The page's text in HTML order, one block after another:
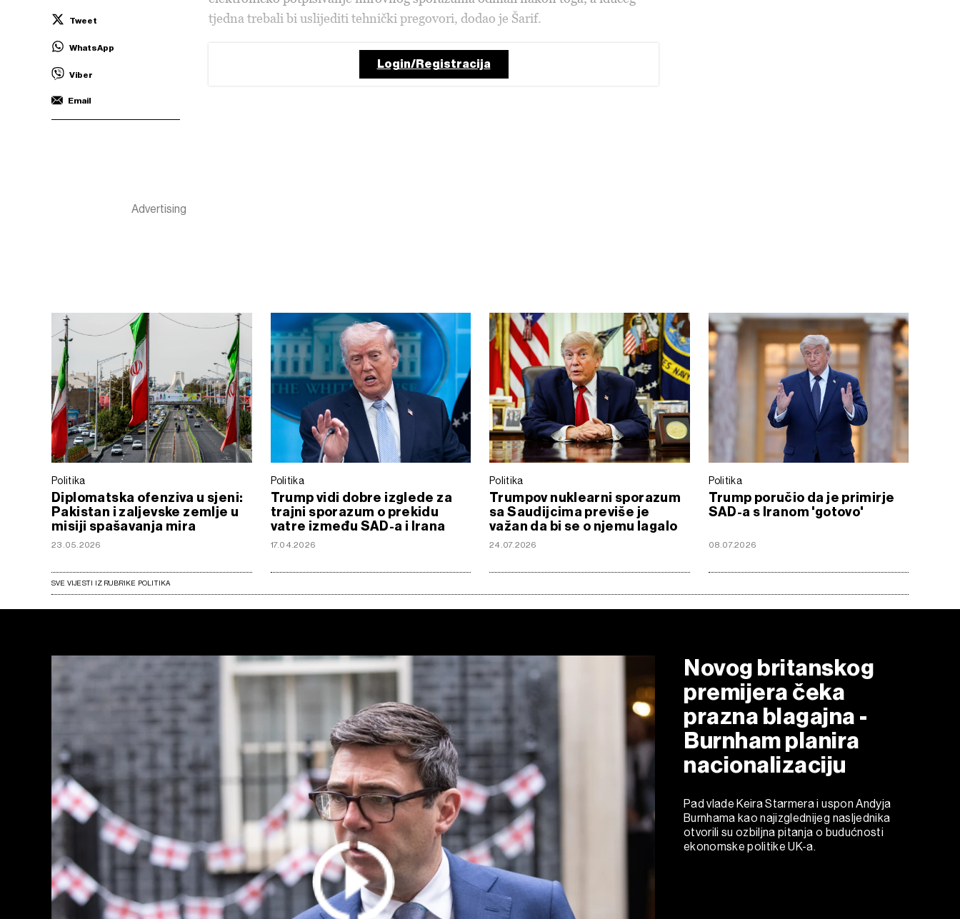
Tweet
WhatsApp
Viber
Email
tjedna trebali bi uslijediti tehnički pregovori, dodao je Šarif.
Login/Registracija
Politika
Diplomatska ofenziva u sjeni:
Pakistan i zaljevske zemlje u
misiji spašavanja mira
23.05.2026
Politika
Trump vidi dobre izglede za
trajni sporazum o prekidu
vatre između SAD-a i Irana
17.04.2026
Politika
Trumpov nuklearni sporazum
sa Saudijcima previše je
važan da bi se o njemu lagalo
24.07.2026
Politika
Trump poručio da je primirje
SAD-a s Iranom 'gotovo'
08.07.2026
SVE VIJESTI IZ RUBRIKE POLITIKA
Novog britanskog
premijera čeka
prazna blagajna -
Burnham planira
nacionalizaciju
Pad vlade Keira Starmera i uspon Andyja
Burnhama kao najizglednijeg nasljednika
otvorili su ozbiljna pitanja o budućnosti
ekonomske politike UK-a.